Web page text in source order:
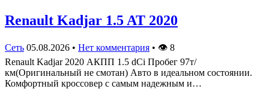
Renault Kadjar 1.5 AT 2020
Сеть 05.08.2026 • Нет комментария • 👁 8
Renault Kadjar 2020 АКПП 1.5 dCi Пробег 97т/
км(Оригинальный не смотан) Авто в идеальном состоянии.
Комфортный кроссовер с самым надежным и…